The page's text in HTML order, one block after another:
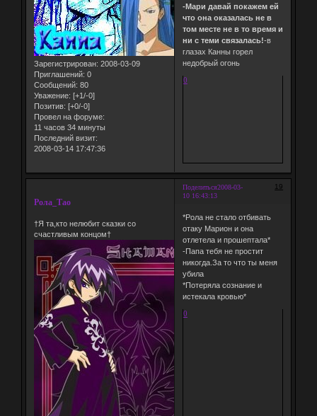
Зарегистрирован: 2008-03-09
Приглашений: 0
Сообщений: 80
Уважение: [+1/-0]
Позитив: [+0/-0]
Провел на форуме:
11 часов 34 минуты
Последний визит:
2008-03-14 17:47:36
-Мари давай покажем ей
что она оказалась не в
том месте не в то время и
ни с теми связалась!-в
глазах Канны горел
недобрый огонь
0
Поделиться 19
2008-03-
10 16:43:13
Рола_Тао
†Я та,кто нелюбит сказки со
счастливым концом†
*Рола не стало отбивать
отаку Марион и она
отлетела и прошептала*
-Папа тебя не простит
никогда.За то что ты меня
убила
*Потеряла сознание и
истекала кровью*
0